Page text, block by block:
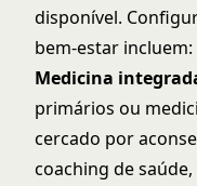
disponível.
bem-estar incluem:
Medicina
primários ou
cercado por
coaching de